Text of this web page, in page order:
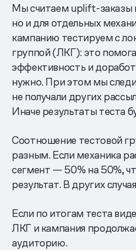
Мы считаем uplift-заказы
но и для отдельных
кампанию тестируем с
группой (ЛКГ): это
эффективность и
нужно. При этом мы
не получали других
Иначе результаты теста
Соотношение тестовой
разным. Если механика
сегмент — 50% на 50%,
результат. В других
Если по итогам теста
ЛКГ и кампания
аудиторию.